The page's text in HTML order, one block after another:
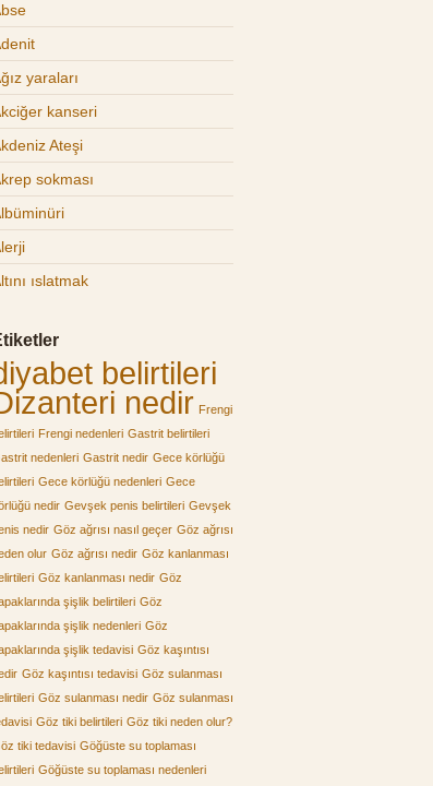
yaraları
kanseri
Ateşi
sokması
ıslatmak
belirtileri
nedir Frengi
Frengi nedenleri Gastrit belirtileri
nedenleri Gastrit nedir Gece körlüğü
Gece körlüğü nedenleri Gece
nedir Gevşek penis belirtileri Gevşek
nedir Göz ağrısı nasıl geçer Göz ağrısı
olur Göz ağrısı nedir Göz kanlanması
Göz kanlanması nedir Göz
şişlik belirtileri Göz
şişlik nedenleri Göz
şişlik tedavisi Göz kaşıntısı
Göz kaşıntısı tedavisi Göz sulanması
Göz sulanması nedir Göz sulanması
Göz tiki belirtileri Göz tiki neden olur?
tiki tedavisi Göğüste su toplaması
Göğüste su toplaması nedenleri